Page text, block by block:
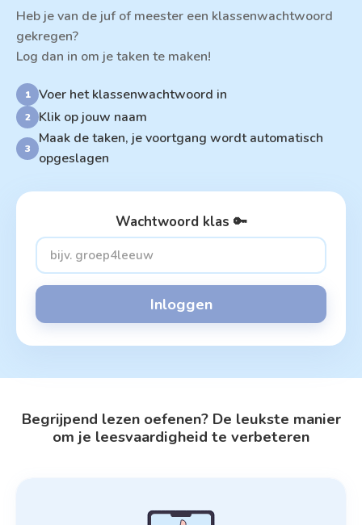
Heb je van de juf of meester een klassenwachtwoord
gekregen?
Log dan in om je taken te maken!
1 Voer het klassenwachtwoord in
2 Klik op jouw naam
3
Maak de taken, je voortgang wordt automatisch
opgeslagen
Wachtwoord klas 🔑
Inloggen
Begrijpend lezen oefenen? De leukste manier
om je leesvaardigheid te verbeteren